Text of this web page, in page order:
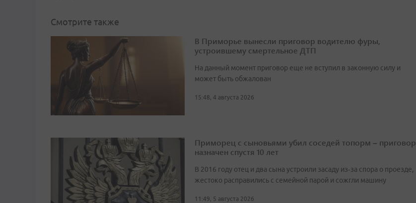
Смотрите также
В Приморье вынесли приговор водителю фуры,
устроившему смертельное ДТП
На данный момент приговор еще не вступил в законную силу и
может быть обжалован
15:48, 4 августа 2026
Приморец с сыновьями убил соседей топорм – приговор
назначен спустя 10 лет
В 2016 году отец и два сына устроили засаду из‑за спора о проезде,
жестоко расправились с семейной парой и сожгли машину
11:49, 5 августа 2026